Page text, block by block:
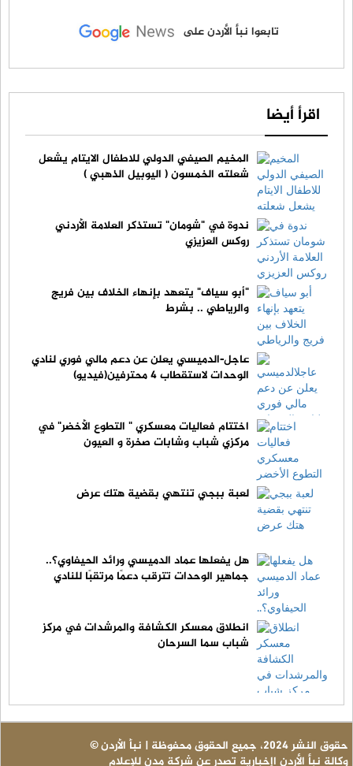
تابعوا نبأ الأردن على
اقرأ أيضا
المخيم الصيفي الدولي للاطفال الايتام يشعل
شعلته الخمسون ( اليوبيل الذهبي )
ندوة في "شومان" تستذكر العلامة الأردني
روكس العزيزي
"أبو سياف" يتعهد بإنهاء الخلاف بين فريج
والرياطي .. بشرط
عاجل-الدميسي يعلن عن دعم مالي فوري لنادي
الوحدات لاستقطاب 4 محترفين(فيديو)
اختتام فعاليات معسكري " التطوع الأخضر" في
مركزي شباب وشابات صخرة و العيون
لعبة ببجي تنتهي بقضية هتك عرض
هل يفعلها عماد الدميسي ورائد الحيفاوي؟..
جماهير الوحدات تترقب دعمًا مرتقبًا للنادي
انطلاق معسكر الكشافة والمرشدات في مركز
شباب سما السرحان
© حقوق النشر 2024، جميع الحقوق محفوظة | نبأ الأردن
وكالة نبأ الأردن اإخبارية تصدر عن شركة مدن للإعلام